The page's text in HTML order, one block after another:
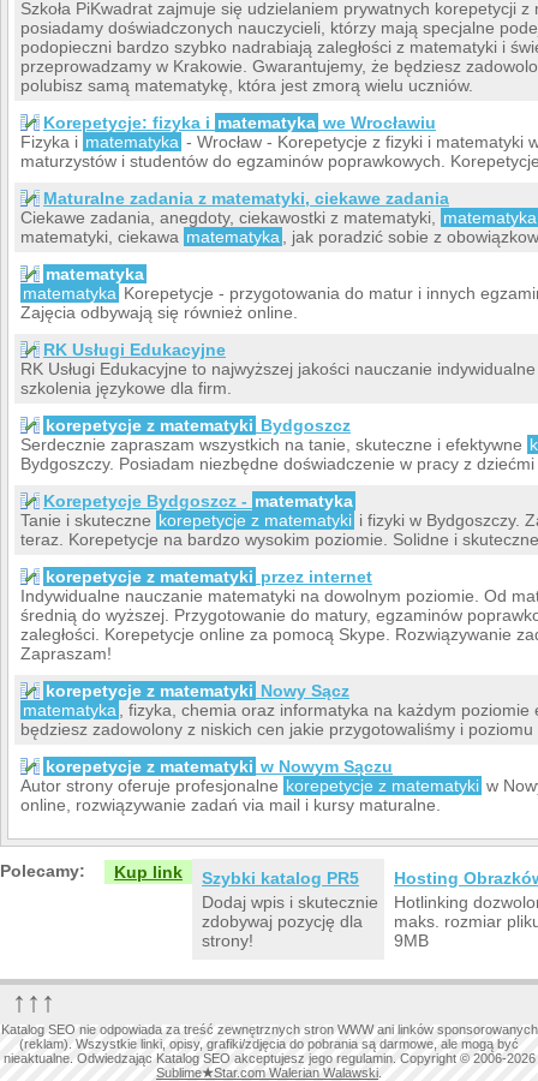
Szkoła PiKwadrat zajmuje się udzielaniem prywatnych korepetycji
posiadamy doświadczonych nauczycieli, którzy mają specjalne
podopieczni bardzo szybko nadrabiają zaległości z matematyki i
przeprowadzamy w Krakowie. Gwarantujemy, że będziesz
polubisz samą matematykę, która jest zmorą wielu uczniów.
Korepetycje: fizyka i matematyka we Wrocławiu
Fizyka i matematyka - Wrocław - Korepetycje z fizyki i matematyki
maturzystów i studentów do egzaminów poprawkowych.
Maturalne zadania z matematyki, ciekawe zadania
Ciekawe zadania, anegdoty, ciekawostki z matematyki,
matematyka
matematyki, ciekawa matematyka
, jak poradzić sobie z
matematyka
matematyka Korepetycje - przygotowania do matur i innych
Zajęcia odbywają się również online.
RK Usługi Edukacyjne
RK Usługi Edukacyjne to najwyższej jakości nauczanie
szkolenia językowe dla firm.
korepetycje z matematyki Bydgoszcz
Serdecznie zapraszam wszystkich na tanie, skuteczne i efektywne
Bydgoszczy. Posiadam niezbędne doświadczenie w pracy z dziećmi
Korepetycje Bydgoszcz - matematyka
Tanie i skuteczne korepetycje z matematyki i fizyki w Bydgoszczy.
teraz. Korepetycje na bardzo wysokim poziomie. Solidne i
korepetycje z matematyki przez internet
Indywidualne nauczanie matematyki na dowolnym poziomie. Od
średnią do wyższej. Przygotowanie do matury, egzaminów
zaległości. Korepetycje online za pomocą Skype. Rozwiązywanie
Zapraszam!
korepetycje z matematyki Nowy Sącz
matematyka
, fizyka, chemia oraz informatyka na każdym
będziesz zadowolony z niskich cen jakie przygotowaliśmy i
korepetycje z matematyki w Nowym Sączu
Autor strony oferuje profesjonalne korepetycje z matematyki w
online, rozwiązywanie zadań via mail i kursy maturalne.
Polecamy: Kup link
Szybki katalog PR5
Dodaj wpis i skutecznie
zdobywaj pozycję dla
strony!
Hosting
Hotlinking
maks. rozmiar
9MB
↑↑↑
Katalog SEO nie odpowiada za treść zewnętrznych stron WWW ani linków sponsorowanych
(reklam). Wszystkie linki, opisy, grafiki/zdjęcia do pobrania są darmowe, ale mogą być
nieaktualne. Odwiedzając Katalog SEO akceptujesz jego regulamin. Copyright © 2006-2026
Sublime★Star.com Walerian Walawski